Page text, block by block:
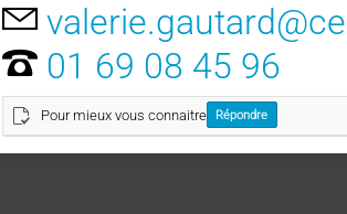
01 69 08 45 96
Pour mieux vous connaitre Répondre